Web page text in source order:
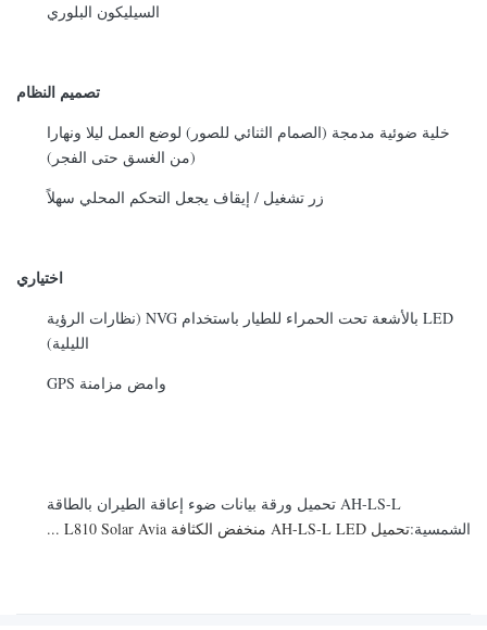
السيليكون البلوري
تصميم النظام
خلية ضوئية مدمجة (الصمام الثنائي للصور) لوضع العمل ليلا ونهارا
(من الغسق حتى الفجر)
زر تشغيل / إيقاف يجعل التحكم المحلي سهلاً
اختياري
LED بالأشعة تحت الحمراء للطيار باستخدام NVG (نظارات الرؤية
الليلية)
وامض مزامنة GPS
AH-LS-L تحميل ورقة بيانات ضوء إعاقة الطيران بالطاقة
الشمسية:تحميل AH-LS-L LED منخفض الكثافة L810 Solar Avia ...